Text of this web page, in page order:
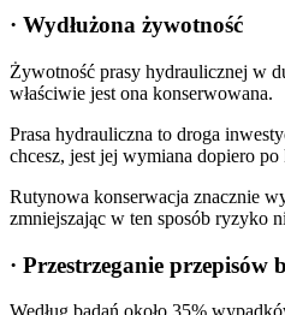
· Wydłużona żywotność
Żywotność prasy hydraulicznej w
właściwie jest ona konserwowana.
Prasa hydrauliczna to droga
chcesz, jest jej wymiana dopiero
Rutynowa konserwacja znacznie
zmniejszając w ten sposób ryzyko
· Przestrzeganie przepisów